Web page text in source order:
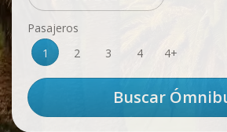
Pasajeros
1
2 3 4 4+